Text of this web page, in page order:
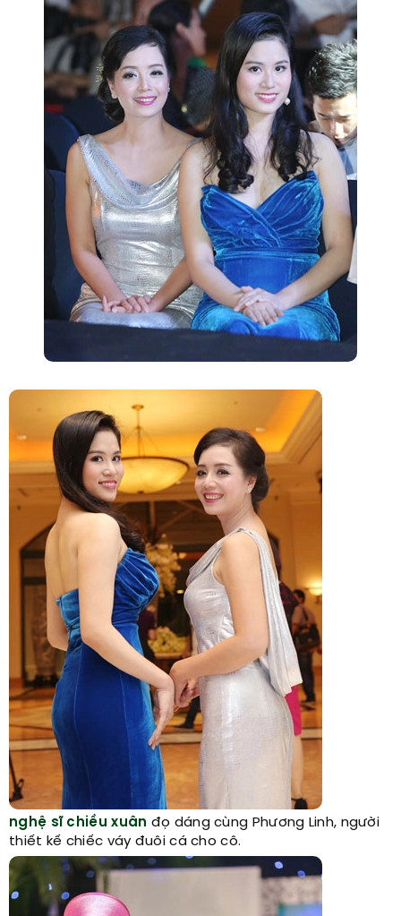
nghệ sĩ chiều xuân đọ dáng cùng Phương Linh, người
thiết kế chiếc váy đuôi cá cho cô.